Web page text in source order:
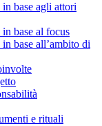
base agli attori
base al focus
base all’ambito di
e rituali